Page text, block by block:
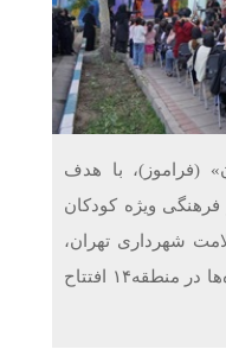
خدمت‌رسانی به
(فراموز)، با هدف
ویژه کودکان
شهرداری تهران،
مدیران شهری و جمعی از خانواده‌ها در منطقه۱۴ افتتاح